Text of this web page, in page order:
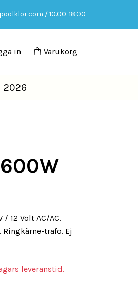
/ 10.00-18.00
in Varukorg
2026
12 Volt AC/AC.
trafo. Ej
leveranstid.